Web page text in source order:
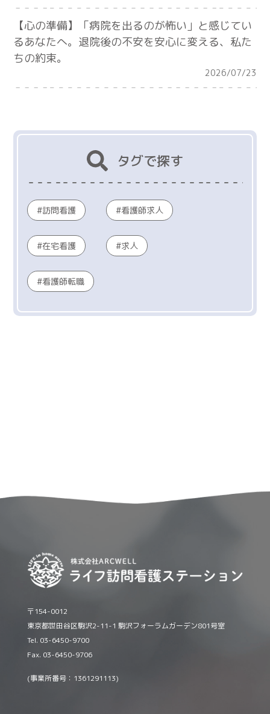
【心の準備】「病院を出るのが怖い」と感じてい
るあなたへ。退院後の不安を安心に変える、私た
ちの約束。
2026/07/23
タグで探す
訪問看護 看護師求人
在宅看護 求人
看護師転職
〒154-0012
東京都世田谷区駒沢2-11-1 駒沢フォーラムガーデン801号室
Tel. 03-6450-9700
Fax. 03-6450-9706
(事業所番号：1361291113)